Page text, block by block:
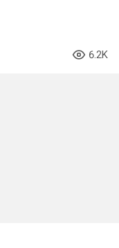
6.2K